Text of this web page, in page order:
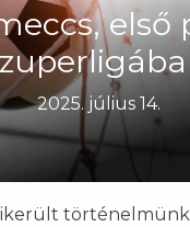
első
2025. július 14.